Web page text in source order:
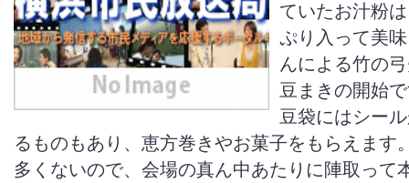
ていたお汁粉
ぷり入って美
んによる竹の
豆まきの開始
豆袋にはシー
るものもあり、恵方巻きやお菓子をもらえます
多くないので、会場の真ん中あたりに陣取って